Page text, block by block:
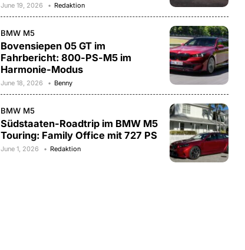
June 19, 2026 Redaktion
BMW M5
Bovensiepen 05 GT im
Fahrbericht: 800-PS-M5 im
Harmonie-Modus
June 18, 2026 Benny
BMW M5
Südstaaten-Roadtrip im BMW M5
Touring: Family Office mit 727 PS
June 1, 2026 Redaktion